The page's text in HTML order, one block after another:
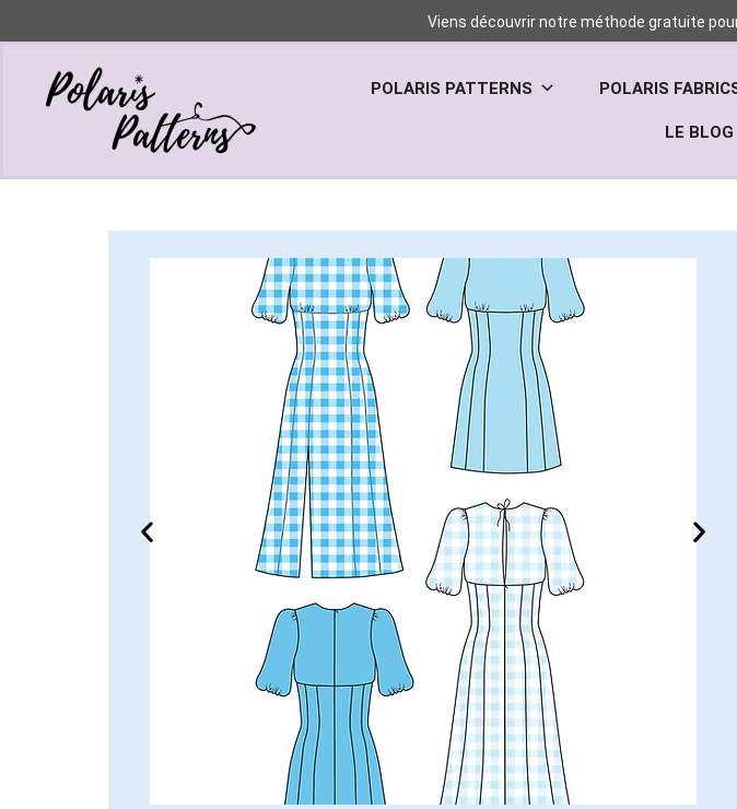
Viens découvrir notre méthode gratuite
POLARIS PATTERNS POLARIS
LE BLOG